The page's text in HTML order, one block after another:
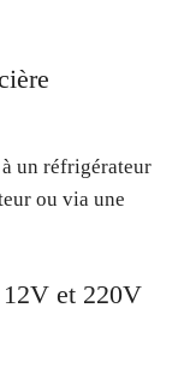
un réfrigérateur
ou via une
et 220V